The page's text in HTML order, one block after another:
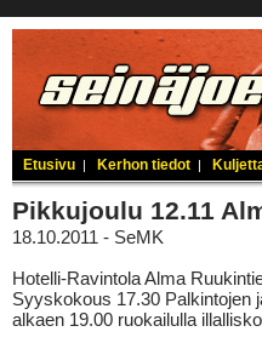
Etusivu | Kerhon tiedot |
Pikkujoulu 12.11
18.10.2011 - SeMK
Hotelli-Ravintola Alma
Syyskokous 17.30 Palkintojen
alkaen 19.00 ruokailulla